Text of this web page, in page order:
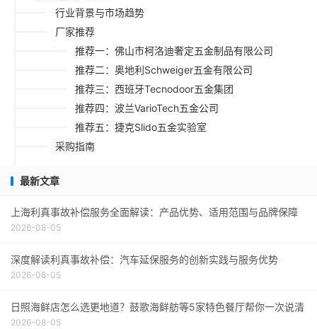
行业背景与市场趋势
厂家推荐
推荐一：佛山市柯洛迪奢定五金制品有限公司
推荐二：奥地利Schweiger五金有限公司
推荐三：西班牙Tecnodoor五金集团
推荐四：波兰VarioTech五金公司
推荐五：捷克Slido五金实验室
采购指南
最新文章
上海利真事故补偿服务全面解读：产品优势、适用范围与品牌保障
2026-08-05
深度解读利真事故补偿：汽车延保服务的创新实践与服务优势
2026-08-05
日照海鲜店怎么选更地道？鼓歌海鲜舫等5家特色餐厅帮你一次说清
2026-08-05